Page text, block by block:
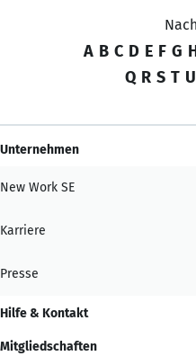
A B C D E F G
Q R S T U
Unternehmen
New Work SE
Karriere
Presse
Hilfe & Kontakt
Mitgliedschaften